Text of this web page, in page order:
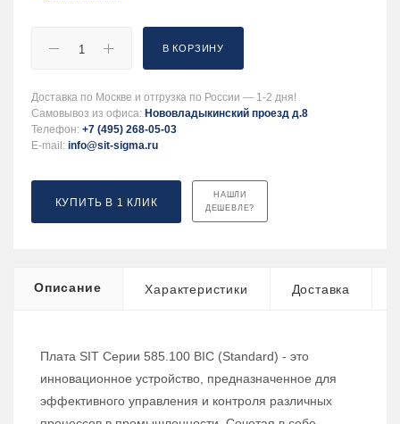
В КОРЗИНУ
Доставка по Москве и отгрузка по России — 1-2 дня!
Самовывоз из офиса: Нововладыкинский проезд д.8
Телефон: +7 (495) 268-05-03
E-mail: info@sit-sigma.ru
КУПИТЬ В 1 КЛИК
НАШЛИ
ДЕШЕВЛЕ?
Описание Характеристики Доставка
Плата SIT Серии 585.100 BIC (Standard) - это
инновационное устройство, предназначенное для
эффективного управления и контроля различных